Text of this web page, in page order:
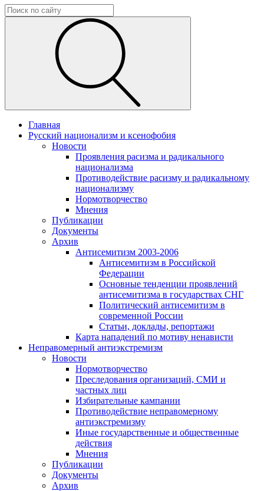
Главная
Русский национализм и ксенофобия
Новости
Проявления расизма и радикального
национализма
Противодействие расизму и радикальному
национализму
Нормотворчество
Мнения
Публикации
Документы
Архив
Антисемитизм 2003-2006
Антисемитизм в Российской
Федерации
Основные тенденции проявлений
антисемитизма в государствах СНГ
Политический антисемитизм в
современной России
Статьи, доклады, репортажи
Карта нападений по мотиву ненависти
Неправомерный антиэкстремизм
Новости
Нормотворчество
Преследования организаций, СМИ и
частных лиц
Избирательные кампании
Противодействие неправомерному
антиэкстремизму
Иные государственные и общественные
действия
Мнения
Публикации
Документы
Архив